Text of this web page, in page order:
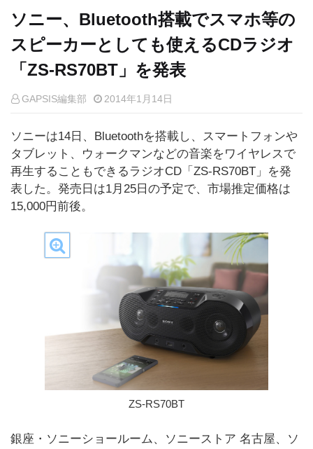
ソニー、Bluetooth搭載でスマホ等の
スピーカーとしても使えるCDラジオ
「ZS-RS70BT」を発表
GAPSIS編集部 2014年1月14日
ソニーは14日、Bluetoothを搭載し、スマートフォンや
タブレット、ウォークマンなどの音楽をワイヤレスで
再生することもできるラジオCD「ZS-RS70BT」を発
表した。発売日は1月25日の予定で、市場推定価格は
15,000円前後。
ZS-RS70BT
銀座・ソニーショールーム、ソニーストア 名古屋、ソ